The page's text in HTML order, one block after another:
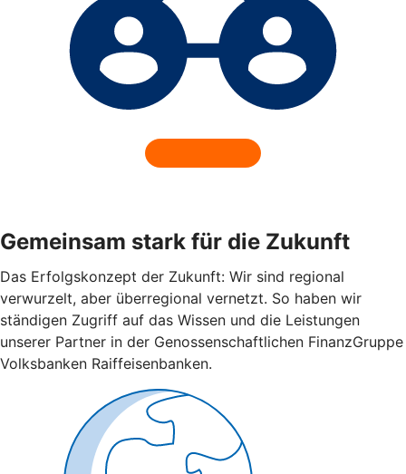
Gemeinsam stark für die Zukunft
Das Erfolgskonzept der Zukunft: Wir sind regional
verwurzelt, aber überregional vernetzt. So haben wir
ständigen Zugriff auf das Wissen und die Leistungen
unserer Partner in der Genossenschaftlichen FinanzGruppe
Volksbanken Raiffeisenbanken.